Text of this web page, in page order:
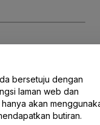
Privasi Anda.
bersetuju dengan
laman web dan
akan
butiran.